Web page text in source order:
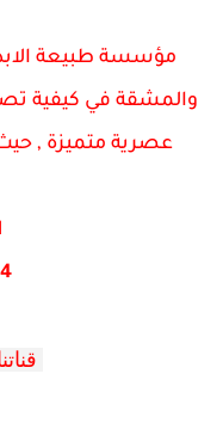
مؤسسة طبيعة
والمشقة في كيفية
عصرية متميزة ,